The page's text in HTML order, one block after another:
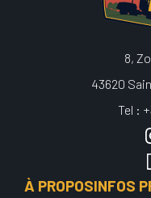
8,
43620
Tel :
À PROPOSINFOS